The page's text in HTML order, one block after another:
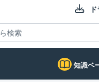
知識ベ